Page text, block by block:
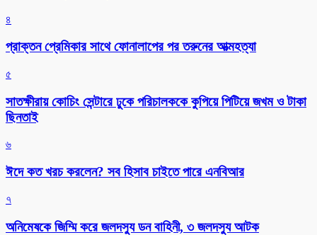
৪
প্রাক্তন প্রেমিকার সাথে ফোনালাপের পর তরুনের আত্মহত্যা
৫
সাতক্ষীরায় কোচিং সেন্টারে ঢুকে পরিচালককে কুপিয়ে পিটিয়ে জখম ও টাকা
ছিনতাই
৬
ঈদে কত খরচ করলেন? সব হিসাব চাইতে পারে এনবিআর
৭
অনিমেষকে জিম্মি করে জলদস্যু ডন বাহিনী, ৩ জলদস্যু আটক